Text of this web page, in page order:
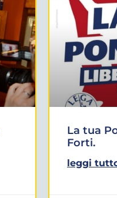
La tua
Forti.
leggi